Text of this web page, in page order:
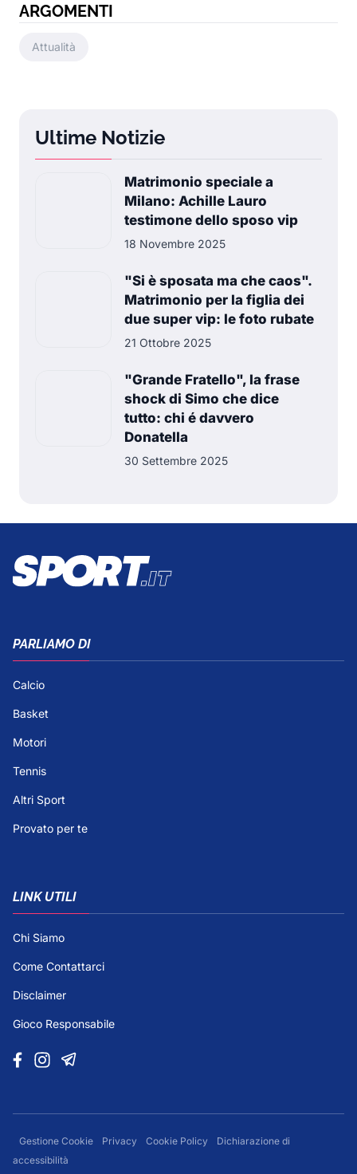
ARGOMENTI
Attualità
Ultime Notizie
Matrimonio speciale a
Milano: Achille Lauro
testimone dello sposo vip
18 Novembre 2025
"Si è sposata ma che caos".
Matrimonio per la figlia dei
due super vip: le foto rubate
21 Ottobre 2025
"Grande Fratello", la frase
shock di Simo che dice
tutto: chi é davvero
Donatella
30 Settembre 2025
PARLIAMO DI
Calcio
Basket
Motori
Tennis
Altri Sport
Provato per te
LINK UTILI
Chi Siamo
Come Contattarci
Disclaimer
Gioco Responsabile
Gestione Cookie Privacy Cookie Policy
Dichiarazione di
accessibilità